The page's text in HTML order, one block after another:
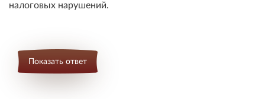
налоговых нарушений.
Показать ответ